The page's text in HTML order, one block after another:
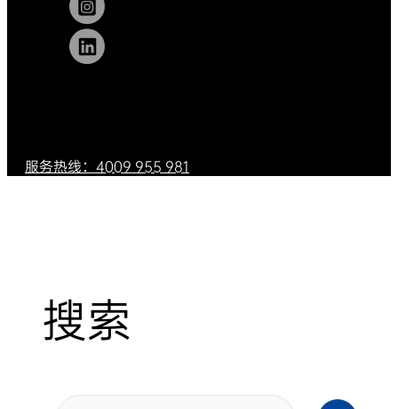
服务热线：4009 955 981
搜索